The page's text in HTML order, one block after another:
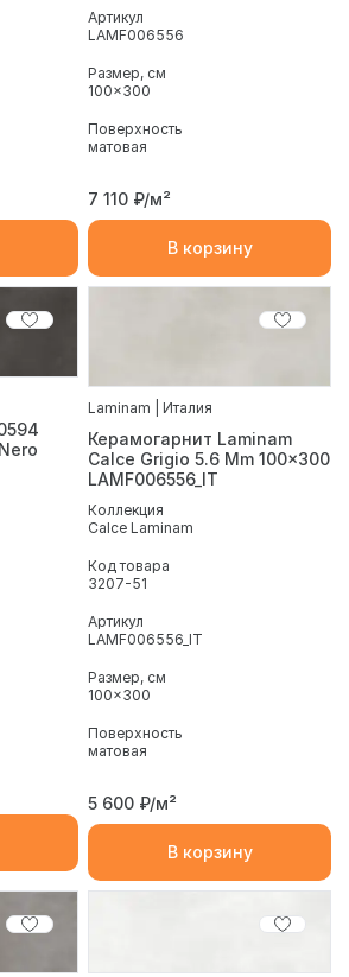
Артикул
LAMF006556
Размер, см
100x300
Поверхность
матовая
7 110 ₽/м²
В корзину
Laminam | Италия
Керамогарнит Laminam
Calce Grigio 5.6 Mm 100x300
LAMF006556_IT
Коллекция
Calce Laminam
Код товара
3207-51
Артикул
LAMF006556_IT
Размер, см
100x300
Поверхность
матовая
5 600 ₽/м²
В корзину